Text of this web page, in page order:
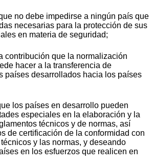
no debe impedirse a ningún país que
necesarias para la protección de sus
en materia de seguridad;
contribución que la normalización
hacer a la transferencia de
países desarrollados hacia los países
los países en desarrollo pueden
especiales en la elaboración y la
técnicos y de normas, así
de certificación de la conformidad con
y las normas, y deseando
en los esfuerzos que realicen en